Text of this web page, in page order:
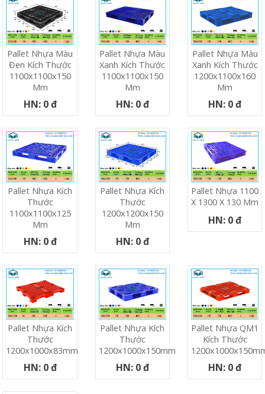
Pallet Nhựa Màu
Đen Kích Thước
1100x1100x150
Mm
HN: 0 đ
Pallet Nhựa Màu
Xanh Kích Thước
1100x1100x150
Mm
HN: 0 đ
Pallet Nhựa Màu
Xanh Kích Thước
1200x1100x160
Mm
HN: 0 đ
Pallet Nhựa Kích
Thước
1100x1100x125
Mm
HN: 0 đ
Pallet Nhựa Kích
Thước
1200x1200x150
Mm
HN: 0 đ
Pallet Nhựa 1100
X 1300 X 130 Mm
HN: 0 đ
Pallet Nhựa Kích
Thước
1200x1000x83mm
HN: 0 đ
Pallet Nhựa Kích
Thước
1200x1000x150mm
HN: 0 đ
Pallet Nhựa QM1
Kích Thước
HN: 0 đ